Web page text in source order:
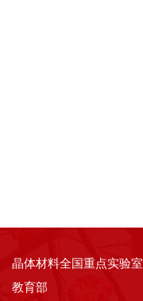
晶体材料全国重点实验室
教育部